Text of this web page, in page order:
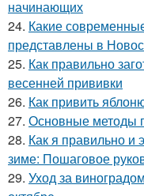
начинающих
24. Какие
представлены в
25. Как правильно
весенней прививки
26. Как привить
27. Основные методы
28. Как я правильно и
зиме: Пошаговое
29. Уход за